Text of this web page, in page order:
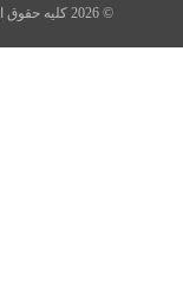
© 2026 کلیه حقوق این سایت متعلق به خبرگزاری هرانا، ارگان خبری مجموعه فعالان حقوق بشر در ایران است